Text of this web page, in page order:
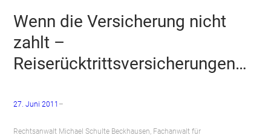
Wenn die Versicherung nicht
zahlt –
Reiserücktrittsversicherungen…
27. Juni 2011 –
Rechtsanwalt Michael Schulte Beckhausen, Fachanwalt für